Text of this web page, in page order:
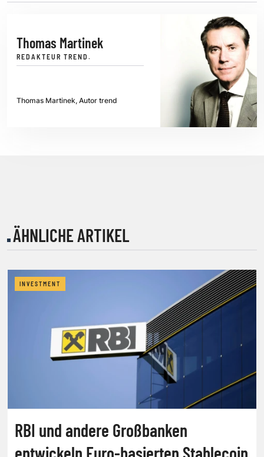
Thomas Martinek
REDAKTEUR TREND.
Thomas Martinek, Autor trend
ÄHNLICHE ARTIKEL
INVESTMENT
RBI und andere Großbanken